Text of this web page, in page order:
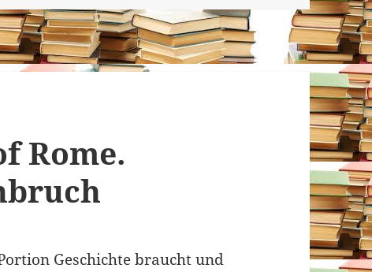
Rome.
Geschichte braucht und